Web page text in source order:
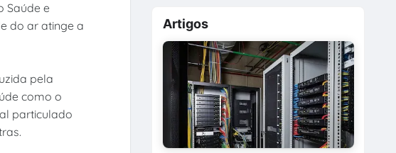
Saúde e
do ar atinge a
pela
como o
particulado
Artigos